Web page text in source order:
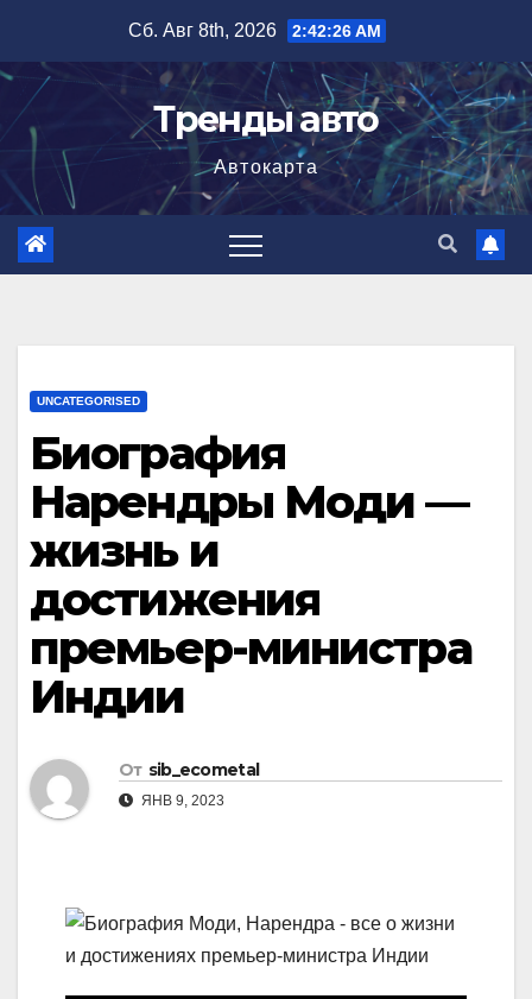
содержимому
Сб. Авг 8th, 2026 2:42:27 AM
Тренды авто
Автокарта
UNCATEGORISED
Биография
Нарендры Моди —
жизнь и
достижения
премьер-министра
Индии
От sib_ecometal
ЯНВ 9, 2023